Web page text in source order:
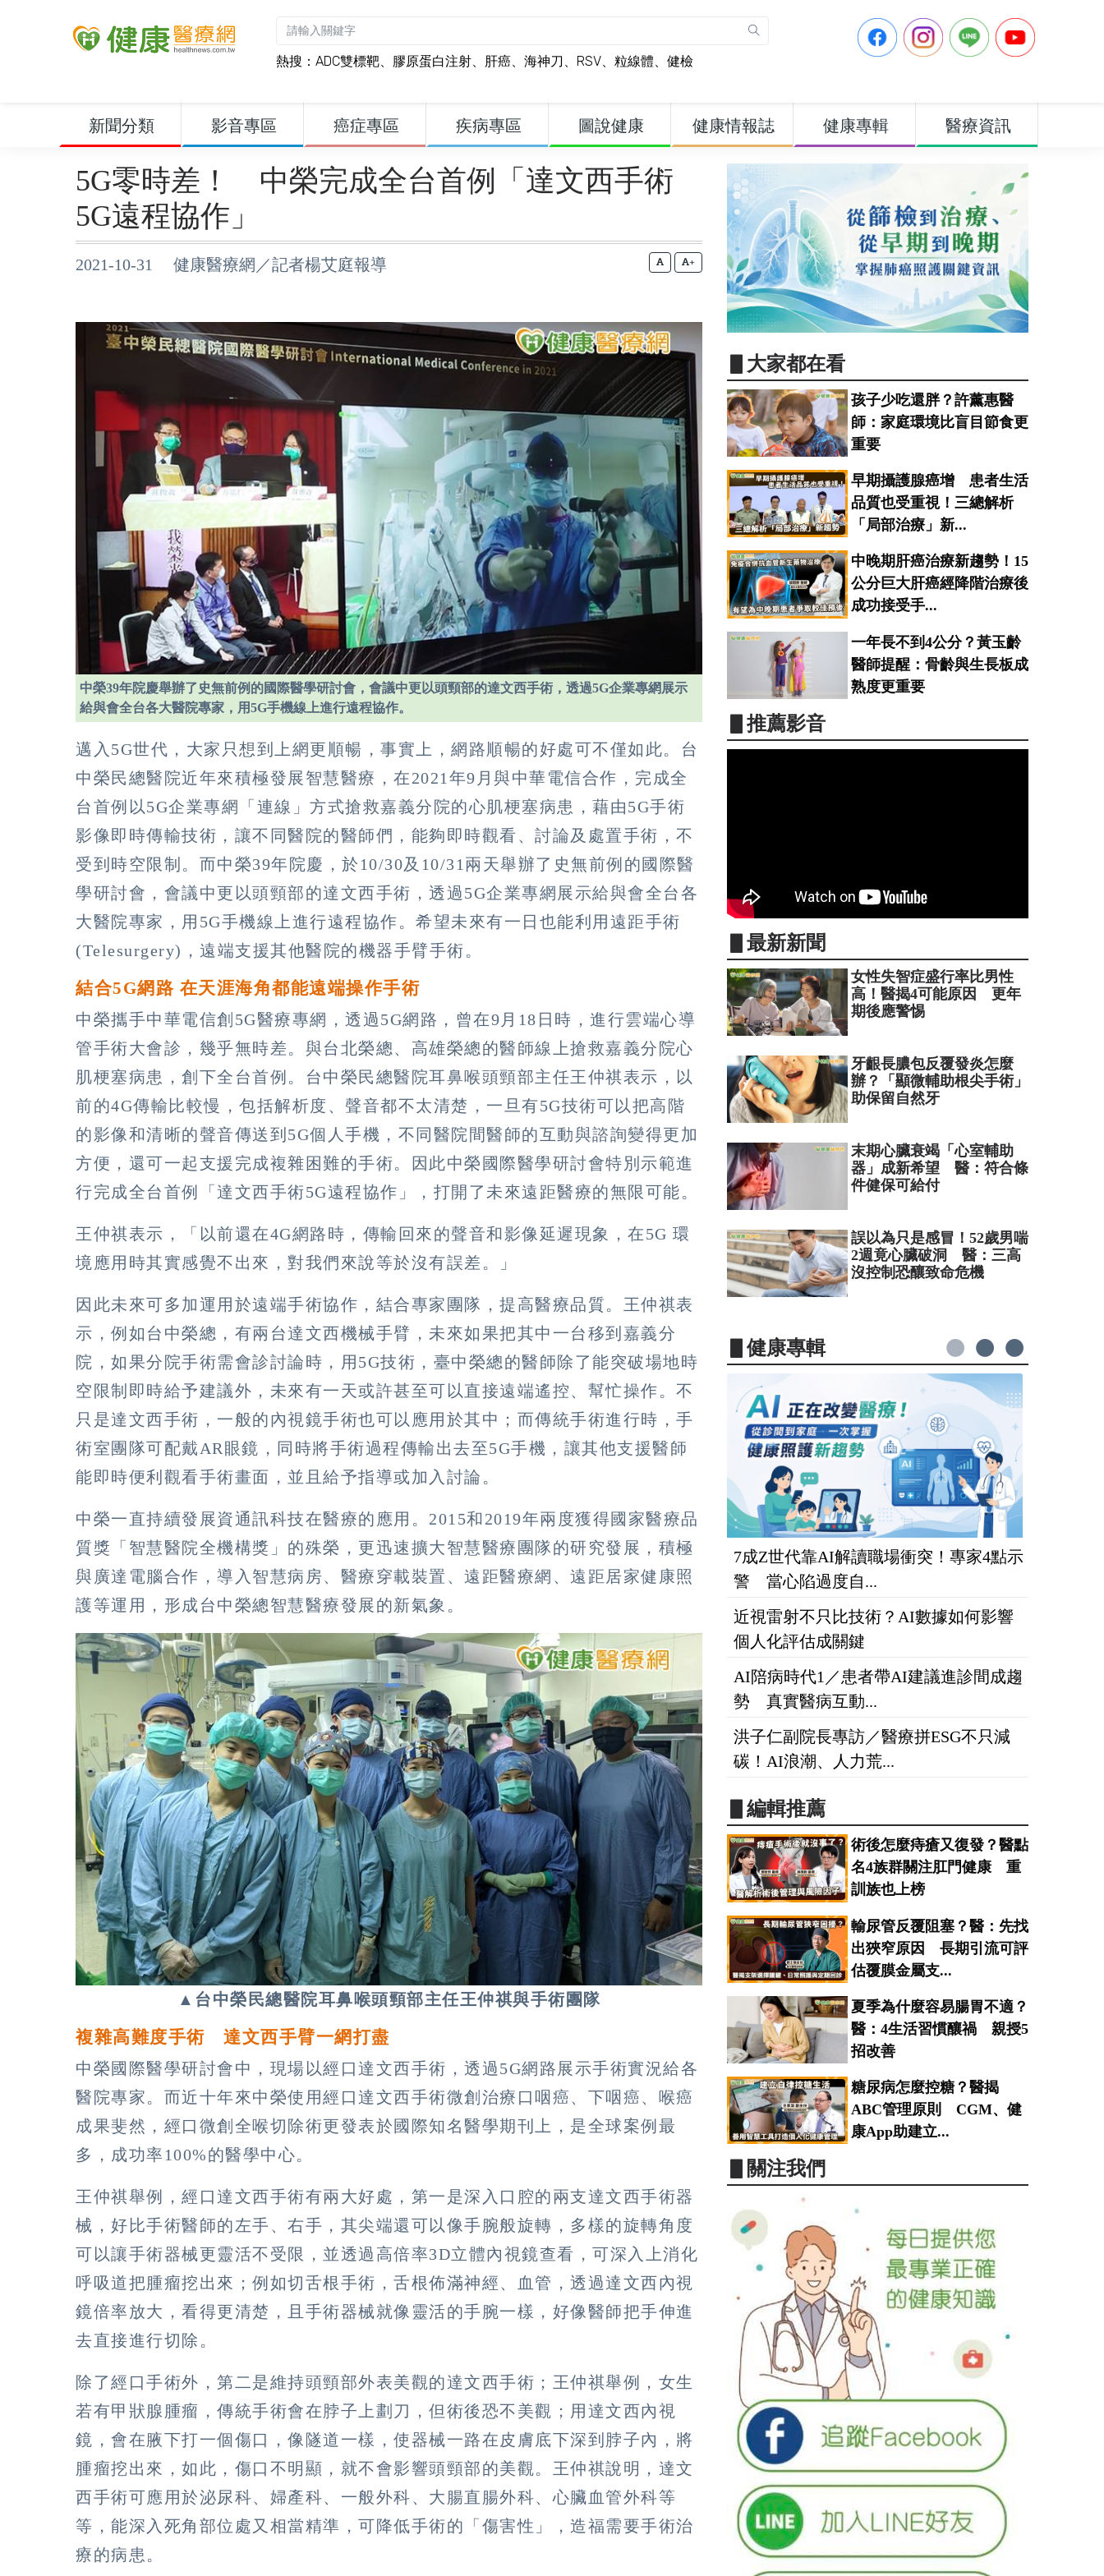
熱搜： ADC雙標靶、 膠原蛋白注射、 肝癌、 海神刀 、 RSV、 粒線體、 健檢
新聞分類 影音專區 癌症專區 疾病專區 圖說健康 健康情報誌 健康專輯 醫療資訊
5G零時差！ 中榮完成全台首例「達文西手術
5G遠程協作」
2021-10-31 健康醫療網／記者楊艾庭報導 +
中榮39年院慶舉辦了史無前例的國際醫學研討會，會議中更以頭頸部的達文西手術，透過5G企業專網展示
給與會全台各大醫院專家，用5G手機線上進行遠程協作。
邁入5G世代，大家只想到上網更順暢，事實上，網路順暢的好處可不僅如此。台
中榮民總醫院近年來積極發展智慧醫療，在2021年9月與中華電信合作，完成全
台首例以5G企業專網「連線」方式搶救嘉義分院的心肌梗塞病患，藉由5G手術
影像即時傳輸技術，讓不同醫院的醫師們，能夠即時觀看、討論及處置手術，不
受到時空限制。而中榮39年院慶，於10/30及10/31兩天舉辦了史無前例的國際醫
學研討會，會議中更以頭頸部的達文西手術，透過5G企業專網展示給與會全台各
大醫院專家，用5G手機線上進行遠程協作。希望未來有一日也能利用遠距手術
(Telesurgery)，遠端支援其他醫院的機器手臂手術。
結合5G網路 在天涯海角都能遠端操作手術
中榮攜手中華電信創5G醫療專網，透過5G網路，曾在9月18日時，進行雲端心導
管手術大會診，幾乎無時差。與台北榮總、高雄榮總的醫師線上搶救嘉義分院心
肌梗塞病患，創下全台首例。台中榮民總醫院耳鼻喉頭頸部主任王仲祺表示，以
前的4G傳輸比較慢，包括解析度、聲音都不太清楚，一旦有5G技術可以把高階
的影像和清晰的聲音傳送到5G個人手機，不同醫院間醫師的互動與諮詢變得更加
方便，還可一起支援完成複雜困難的手術。因此中榮國際醫學研討會特別示範進
行完成全台首例「達文西手術5G遠程協作」，打開了未來遠距醫療的無限可能。
王仲祺表示，「以前還在4G網路時，傳輸回來的聲音和影像延遲現象，在5G 環
境應用時其實感覺不出來，對我們來說等於沒有誤差。」
因此未來可多加運用於遠端手術協作，結合專家團隊，提高醫療品質。王仲祺表
示，例如台中榮總，有兩台達文西機械手臂，未來如果把其中一台移到嘉義分
院，如果分院手術需會診討論時，用5G技術，臺中榮總的醫師除了能突破場地時
空限制即時給予建議外，未來有一天或許甚至可以直接遠端遙控、幫忙操作。不
只是達文西手術，一般的內視鏡手術也可以應用於其中；而傳統手術進行時，手
術室團隊可配戴AR眼鏡，同時將手術過程傳輸出去至5G手機，讓其他支援醫師
能即時便利觀看手術畫面，並且給予指導或加入討論。
中榮一直持續發展資通訊科技在醫療的應用。2015和2019年兩度獲得國家醫療品
質獎「智慧醫院全機構獎」的殊榮，更迅速擴大智慧醫療團隊的研究發展，積極
與廣達電腦合作，導入智慧病房、醫療穿載裝置、遠距醫療網、遠距居家健康照
護等運用，形成台中榮總智慧醫療發展的新氣象。
▲台中榮民總醫院耳鼻喉頭頸部主任王仲祺與手術團隊
複雜高難度手術 達文西手臂一網打盡
中榮國際醫學研討會中，現場以經口達文西手術，透過5G網路展示手術實況給各
醫院專家。而近十年來中榮使用經口達文西手術微創治療口咽癌、下咽癌、喉癌
成果斐然，經口微創全喉切除術更發表於國際知名醫學期刊上，是全球案例最
多，成功率100%的醫學中心。
王仲祺舉例，經口達文西手術有兩大好處，第一是深入口腔的兩支達文西手術器
械，好比手術醫師的左手、右手，其尖端還可以像手腕般旋轉，多樣的旋轉角度
可以讓手術器械更靈活不受限，並透過高倍率3D立體內視鏡查看，可深入上消化
呼吸道把腫瘤挖出來；例如切舌根手術，舌根佈滿神經、血管，透過達文西內視
鏡倍率放大，看得更清楚，且手術器械就像靈活的手腕一樣，好像醫師把手伸進
去直接進行切除。
除了經口手術外，第二是維持頭頸部外表美觀的達文西手術；王仲祺舉例，女生
若有甲狀腺腫瘤，傳統手術會在脖子上劃刀，但術後恐不美觀；用達文西內視
鏡，會在腋下打一個傷口，像隧道一樣，使器械一路在皮膚底下深到脖子內，將
腫瘤挖出來，如此，傷口不明顯，就不會影響頭頸部的美觀。王仲祺說明，達文
西手術可應用於泌尿科、婦產科、一般外科、大腸直腸外科、心臟血管外科等
等，能深入死角部位處又相當精準，可降低手術的「傷害性」，造福需要手術治
療的病患。
▋大家都在看
孩子少吃還胖？許薰惠醫
師：家庭環境比盲目節食更
重要
早期攝護腺癌增 患者生活
品質也受重視！三總解析
「局部治療」新...
中晚期肝癌治療新趨勢！15
公分巨大肝癌經降階治療後
成功接受手...
一年長不到4公分？黃玉齡
醫師提醒：骨齡與生長板成
熟度更重要
▋推薦影音
▋最新新聞
女性失智症盛行率比男性
高！醫揭4可能原因 更年
期後應警惕
牙齦長膿包反覆發炎怎麼
辦？「顯微輔助根尖手術」
助保留自然牙
末期心臟衰竭「心室輔助
器」成新希望 醫：符合條
件健保可給付
誤以為只是感冒！52歲男喘
2週竟心臟破洞 醫：三高
沒控制恐釀致命危機
▋健康專輯
7成Z世代靠AI解讀職場衝突！專家4點示
警 當心陷過度自...
近視雷射不只比技術？AI數據如何影響
個人化評估成關鍵
AI陪病時代1／患者帶AI建議進診間成趨
勢 真實醫病互動...
洪子仁副院長專訪／醫療拼ESG不只減
碳！AI浪潮、人力荒...
▋編輯推薦
術後怎麼痔瘡又復發？醫點
名4族群關注肛門健康 重
訓族也上榜
輸尿管反覆阻塞？醫：先找
出狹窄原因 長期引流可評
估覆膜金屬支...
夏季為什麼容易腸胃不適？
醫：4生活習慣釀禍 親授5
招改善
糖尿病怎麼控糖？醫揭
ABC管理原則 CGM、健
康App助建立...
▋關注我們